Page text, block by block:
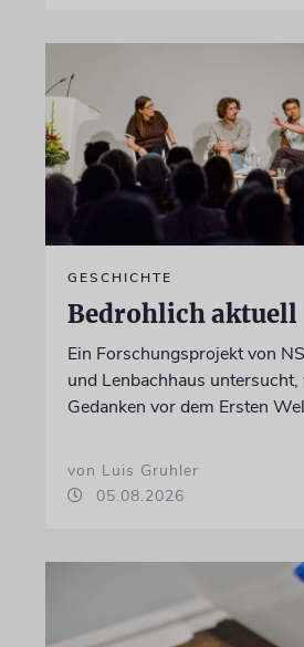
GESCHICHTE
Bedrohlich aktuell
Ein Forschungsprojekt von
und Lenbachhaus
Gedanken vor dem Ersten
von Luis Gruhler
05.08.2026